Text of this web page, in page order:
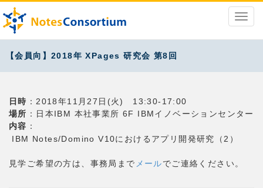
【会員向】2018年 XPages 研究会 第8回
日時 ：2018年11月27日(火) 13:30-17:00
場所 ：日本IBM 本社事業所 6F IBMイノベーションセンター
内容 ：
IBM Notes/Domino V10におけるアプリ開発研究（2）
見学ご希望の方は、事務局まで メールでご連絡ください。